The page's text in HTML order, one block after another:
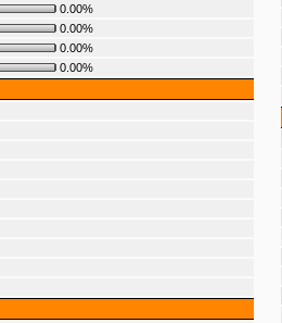
0.00%
0.00%
0.00%
0.00%